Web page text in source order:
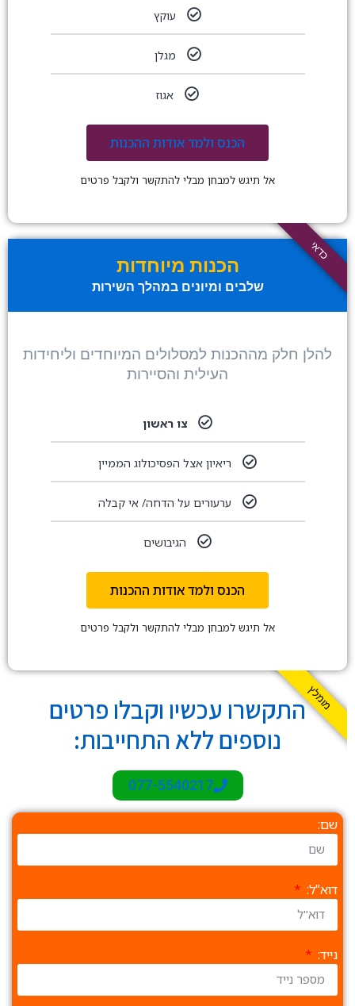
עוקץ
מגלן
אגוז
הכנס ולמד אודות ההכנות
אל תיגש למבחן מבלי להתקשר ולקבל פרטים
כדאי
הכנות מיוחדות
שלבים ומיונים במהלך השירות
להלן חלק מההכנות למסלולים המיוחדים וליחידות
העילית והסיירות
צו ראשון
ריאיון אצל הפסיכולוג הממיין
ערעורים על הדחה/ אי קבלה
הגיבושים
הכנס ולמד אודות ההכנות
אל תיגש למבחן מבלי להתקשר ולקבל פרטים
מומלץהתקשרו עכשיו וקבלו פרטים
נוספים ללא התחייבות:
077-5540217
שם:
דוא"ל:
נייד: